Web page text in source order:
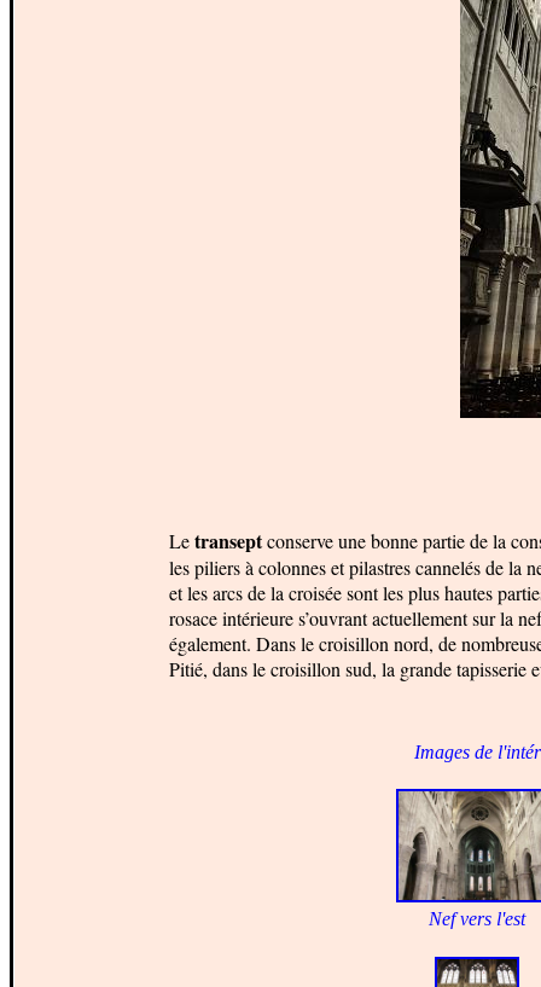
Letranseptconserve une bonne partie de la
les piliers à colonnes et pilastres cannelés de la
et les arcs de la croisée sont les plus hautes
rosace intérieure s’ouvrant actuellement sur la
également. Dans le croisillon nord, de
Pitié, dans le croisillon sud, la grande tapisserie
Images de
Nef vers l'est